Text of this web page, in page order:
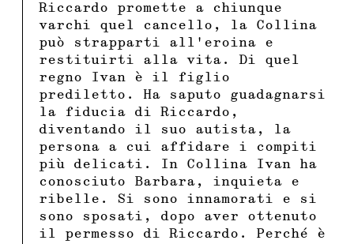
Riccardo promette a chiunque
varchi quel cancello, la Collina
può strapparti all’eroina e
restituirti alla vita. Di quel
regno Ivan è il figlio
prediletto. Ha saputo guadagnarsi
la fiducia di Riccardo,
diventando il suo autista, la
persona a cui affidare i compiti
più delicati. In Collina Ivan ha
conosciuto Barbara, inquieta e
ribelle. Si sono innamorati e si
sono sposati, dopo aver ottenuto
il permesso di Riccardo. Perché è